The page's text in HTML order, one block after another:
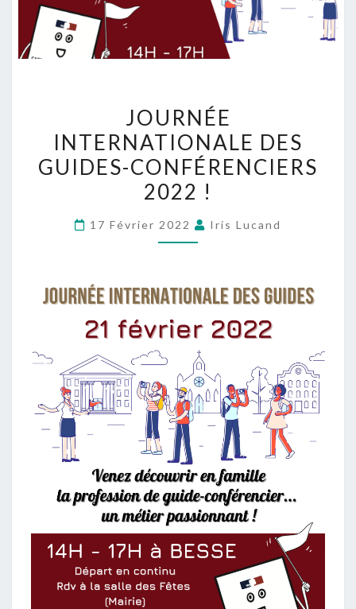
JOURNÉE
INTERNATIONALE DES
GUIDES-CONFÉRENCIERS
2022 !
17 Février 2022 Iris Lucand